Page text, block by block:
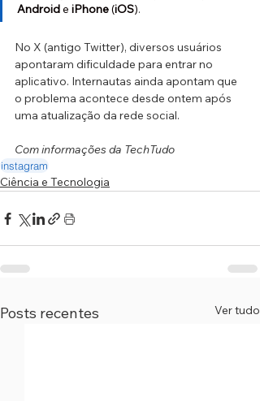
Android e iPhone (iOS).
No X (antigo Twitter), diversos usuários
apontaram dificuldade para entrar no
aplicativo. Internautas ainda apontam que
o problema acontece desde ontem após
uma atualização da rede social.
Com informações da TechTudo
instagram
Ciência e Tecnologia
Posts recentes Ver tudo